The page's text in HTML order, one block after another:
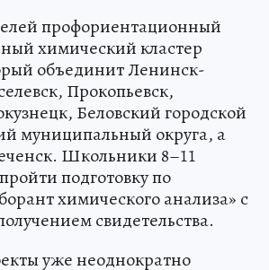
профориентационный
химический кластер
объединит Ленинск-
Прокопьевск,
Беловский городской
муниципальный округа, а
Школьники 8–11
подготовку по
химического анализа» с
свидетельства.
уже неоднократно